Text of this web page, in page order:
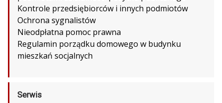
Kontrole przedsiębiorców i innych podmiotów
Ochrona sygnalistów
Nieodpłatna pomoc prawna
Regulamin porządku domowego w budynku
mieszkań socjalnych
Serwis